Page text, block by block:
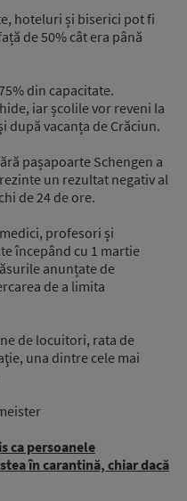
hoteluri și biserici pot fi
de 50% cât era până
din capacitate.
iar școlile vor reveni la
după vacanța de Crăciun.
pașapoarte Schengen a
un rezultat negativ al
de 24 de ore.
profesori și
începând cu 1 martie
anunțate de
de a limita
de locuitori, rata de
una dintre cele mai
ca persoanele
în carantină, chiar dacă